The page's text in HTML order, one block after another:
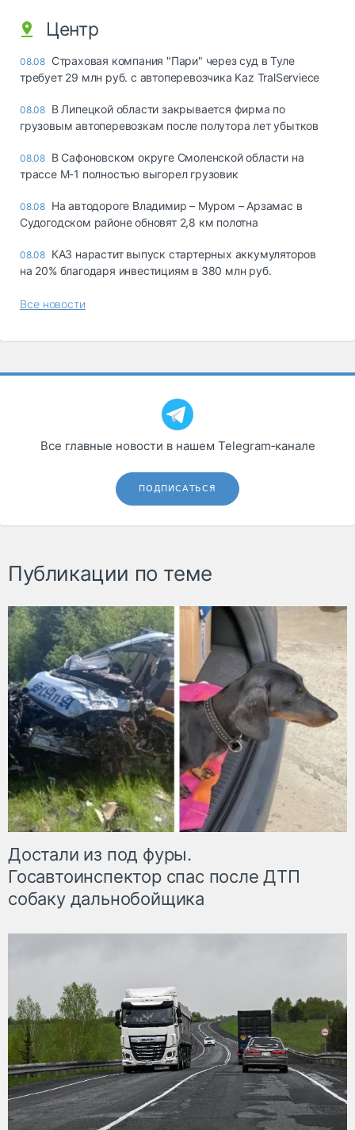
Центр
08.08 Страховая компания "Пари" через суд в Туле
требует 29 млн руб. с автоперевозчика Kaz TralServiece
08.08 В Липецкой области закрывается фирма по
грузовым автоперевозкам после полутора лет убытков
08.08 В Сафоновском округе Смоленской области на
трассе М-1 полностью выгорел грузовик
08.08 На автодороге Владимир – Муром – Арзамас в
Судогодском районе обновят 2,8 км полотна
08.08 КАЗ нарастит выпуск стартерных аккумуляторов
на 20% благодаря инвестициям в 380 млн руб.
Все новости
Все главные новости в нашем Telegram‑канале
ПОДПИСАТЬСЯ
Публикации по теме
Достали из под фуры.
Госавтоинспектор спас после ДТП
собаку дальнобойщика